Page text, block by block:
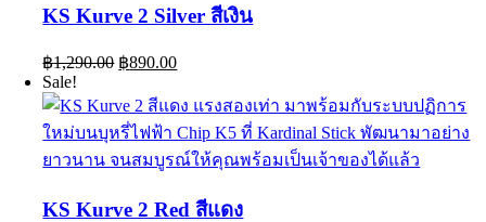
KS Kurve 2 Silver สีเงิน
฿1,290.00 Original
was:
฿1,290.00.
฿890.00Current
is:
฿890.00.
Sale!
KS Kurve 2 Red สีแดง